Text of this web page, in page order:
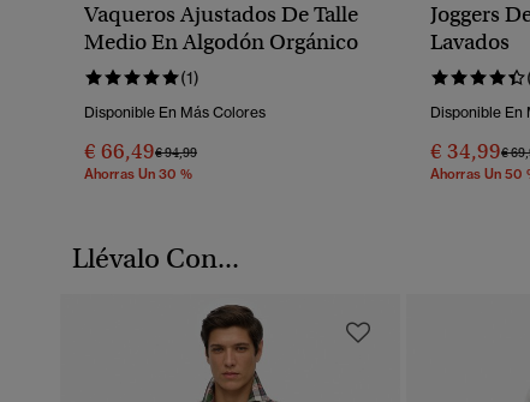
Vaqueros Ajustados De Talle
Medio En Algodón Orgánico
(1)
Disponible En Más Colores
€ 66,49Precio Rebajado De
€ 94,99A
Ahorras Un 30 %
Joggers
Lavados
Disponible En
€ 34,99€
Ahorras Un 50
Llévalo Con...